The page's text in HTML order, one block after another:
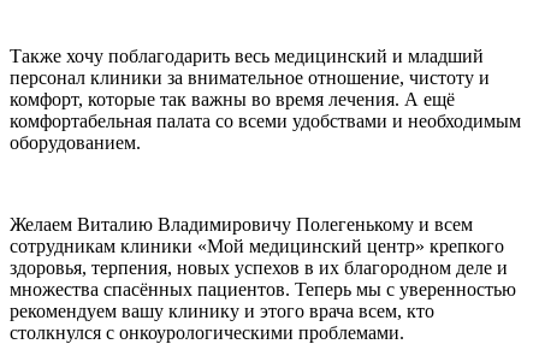
Также хочу поблагодарить весь медицинский и младший
персонал клиники за внимательное отношение, чистоту и
комфорт, которые так важны во время лечения. А ещё
комфортабельная палата со всеми удобствами и необходимым
оборудованием.
Желаем Виталию Владимировичу Полегенькому и всем
сотрудникам клиники «Мой медицинский центр» крепкого
здоровья, терпения, новых успехов в их благородном деле и
множества спасённых пациентов. Теперь мы с уверенностью
рекомендуем вашу клинику и этого врача всем, кто
столкнулся с онкоурологическими проблемами.